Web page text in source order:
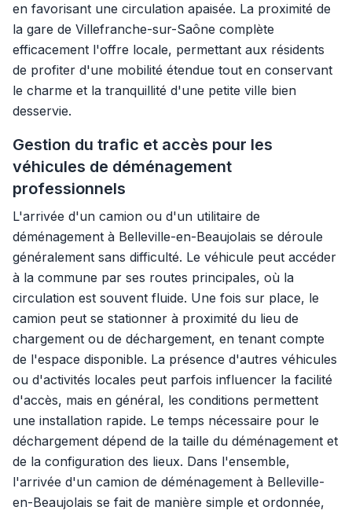
en favorisant une circulation apaisée. La proximité de
la gare de Villefranche-sur-Saône complète
efficacement l'offre locale, permettant aux résidents
de profiter d'une mobilité étendue tout en conservant
le charme et la tranquillité d'une petite ville bien
desservie.
Gestion du trafic et accès pour les
véhicules de déménagement
professionnels
L'arrivée d'un camion ou d'un utilitaire de
déménagement à Belleville-en-Beaujolais se déroule
généralement sans difficulté. Le véhicule peut accéder
à la commune par ses routes principales, où la
circulation est souvent fluide. Une fois sur place, le
camion peut se stationner à proximité du lieu de
chargement ou de déchargement, en tenant compte
de l'espace disponible. La présence d'autres véhicules
ou d'activités locales peut parfois influencer la facilité
d'accès, mais en général, les conditions permettent
une installation rapide. Le temps nécessaire pour le
déchargement dépend de la taille du déménagement et
de la configuration des lieux. Dans l'ensemble,
l'arrivée d'un camion de déménagement à Belleville-
en-Beaujolais se fait de manière simple et ordonnée,